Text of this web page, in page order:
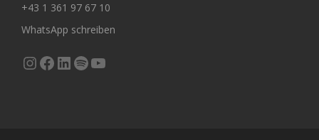
+43 1 361 97 67 10
WhatsApp schreiben
Instagram
Facebook
LinkedIn
Spotify
YouTube